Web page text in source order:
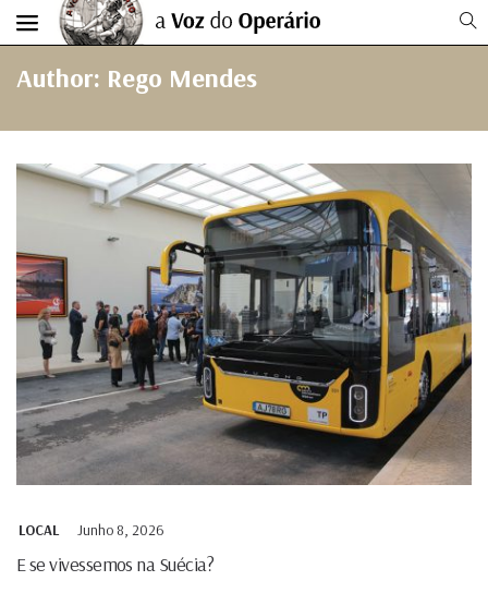
Author: Rego Mendes
LOCAL Junho 8, 2026
E se vivessemos na Suécia?